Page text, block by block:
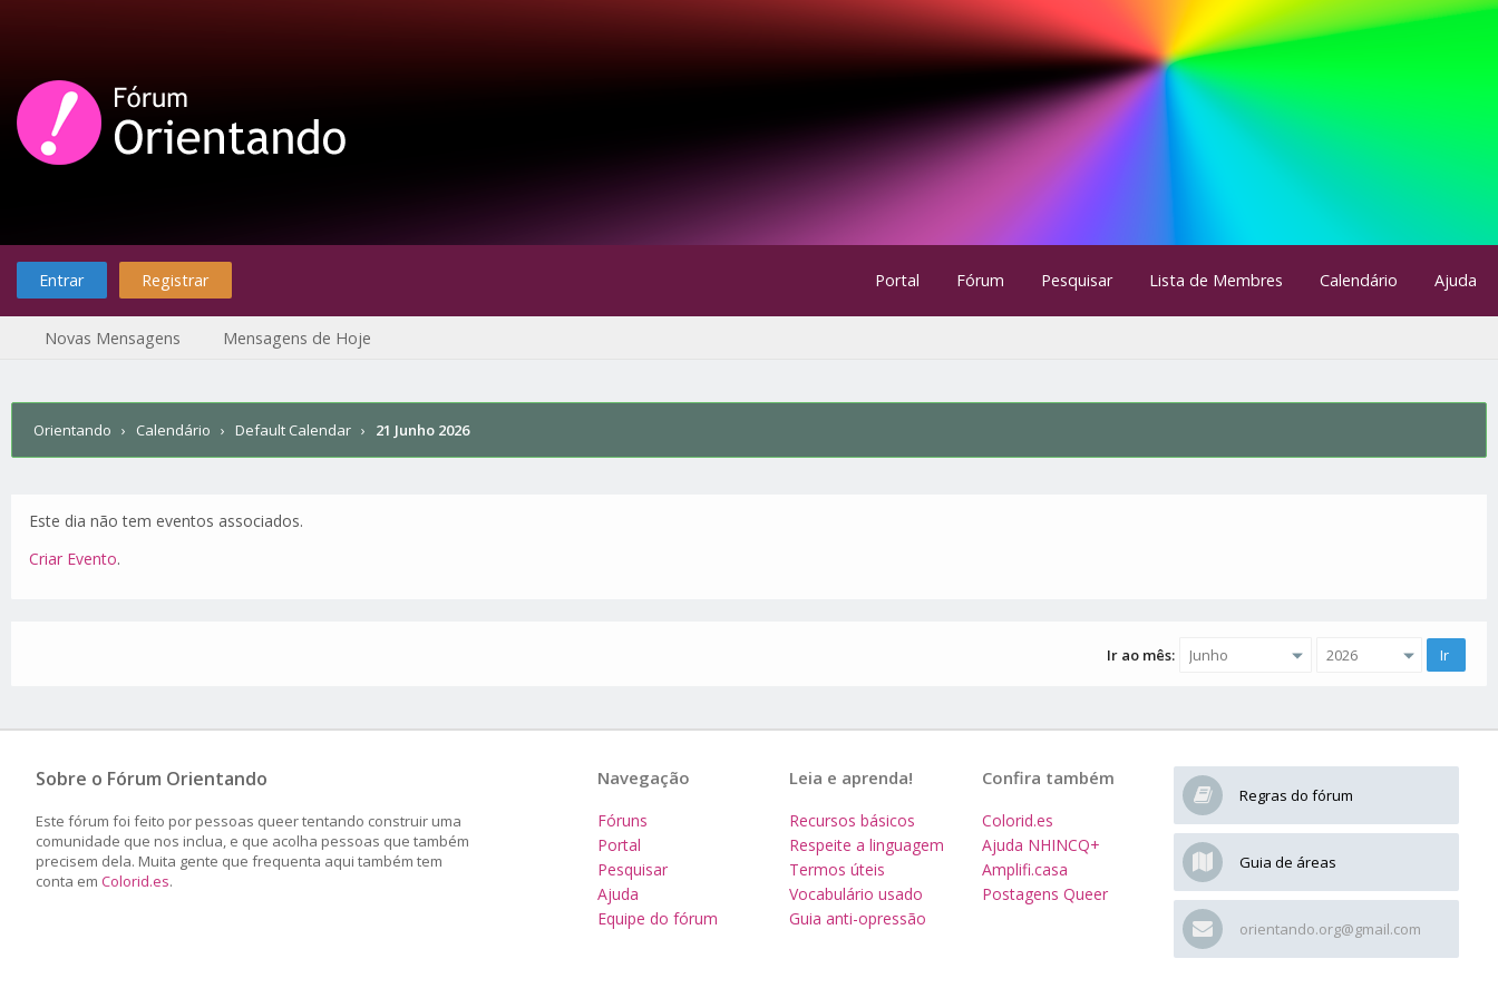
Entrar Registrar Portal Fórum Pesquisar Lista de Membres Calendário Ajuda
Novas Mensagens Mensagens de Hoje
Orientando › Calendário › Default Calendar › 21 Junho 2026
Este dia não tem eventos associados.
Criar Evento.
Ir ao mês:
Sobre o Fórum Orientando
Este fórum foi feito por pessoas queer tentando construir uma
comunidade que nos inclua, e que acolha pessoas que também
precisem dela. Muita gente que frequenta aqui também tem
conta em Colorid.es.
Regras do fórum
Guia de áreas
orientando.org@gmail.com
Confira também
Colorid.es
Ajuda NHINCQ+
Amplifi.casa
Postagens Queer
Leia e aprenda!
Recursos básicos
Respeite a linguagem
Termos úteis
Vocabulário usado
Guia anti-opressão
Navegação
Fóruns
Portal
Pesquisar
Ajuda
Equipe do fórum